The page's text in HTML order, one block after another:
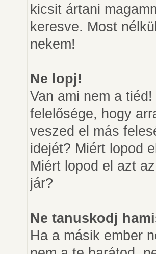
kicsit ártani
keresve. Most
nekem!
Ne lopj!
Van ami nem a
felelősége, hogy
veszed el más
idejét? Miért lopod
Miért lopod el azt
jár?
Ne tanuskodj
Ha a másik ember